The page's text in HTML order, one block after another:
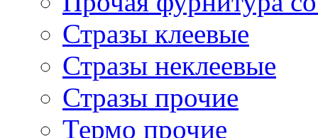
Стразы клеевые
Стразы неклеевые
Стразы прочие
Термо прочие